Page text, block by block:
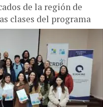
de la región de
clases del programa